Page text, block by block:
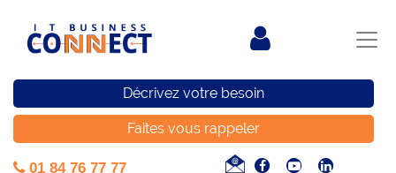
Décrivez votre besoin
Faites vous rappeler
01 84 76 77 77